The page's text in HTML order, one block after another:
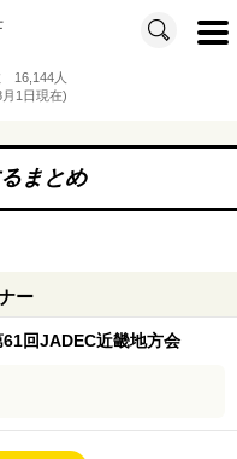
t
o
i
o
16,144人
1日現在)
まとめ
ー
回JADEC近畿地方会